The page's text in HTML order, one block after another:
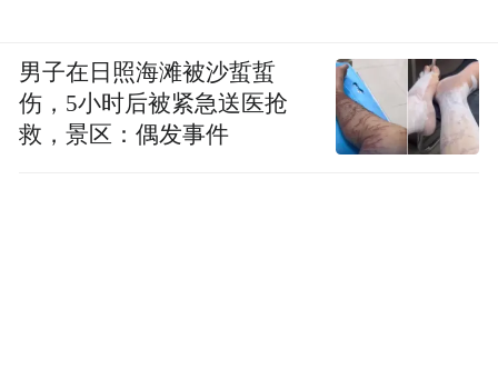
男子在日照海滩被沙蜇蜇
伤，5小时后被紧急送医抢
救，景区：偶发事件